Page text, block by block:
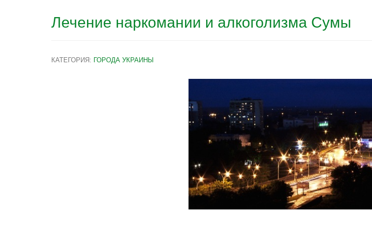
Лечение наркомании и алкоголизма Сумы
КАТЕГОРИЯ: ГОРОДА УКРАИНЫ